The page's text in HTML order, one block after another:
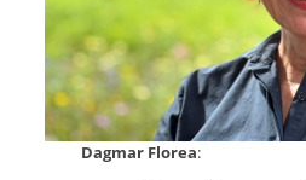
Dagmar Florea: